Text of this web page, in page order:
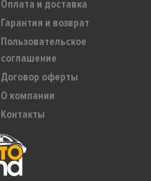
Оплата и доставка
Гарантия и возврат
Пользовательское
соглашение
Договор оферты
О компании
Контакты